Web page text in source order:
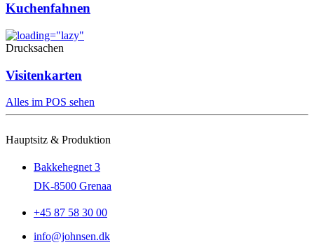
Kuchenfahnen
Drucksachen
Visitenkarten
Alles im POS sehen
Hauptsitz & Produktion
Bakkehegnet 3
DK-8500 Grenaa
+45 87 58 30 00
info@johnsen.dk